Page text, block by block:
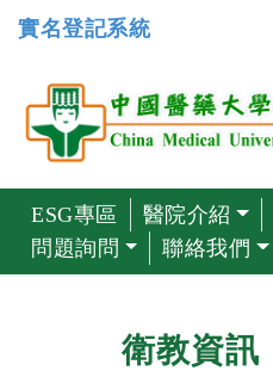
實名登記系統
ESG專區 醫院介紹
問題詢問
聯絡我們
衛教資訊